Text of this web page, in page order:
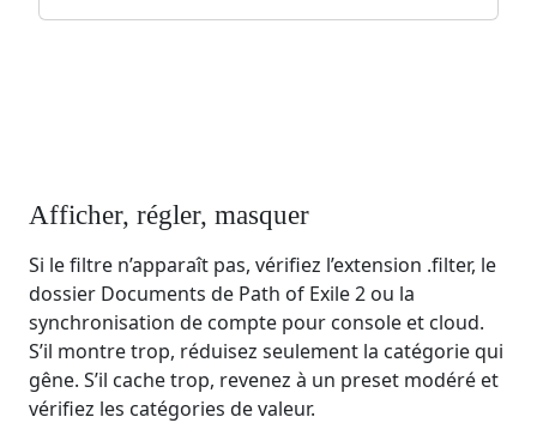
Afficher, régler, masquer
Si le filtre n’apparaît pas, vérifiez l’extension .filter, le
dossier Documents de Path of Exile 2 ou la
synchronisation de compte pour console et cloud.
S’il montre trop, réduisez seulement la catégorie qui
gêne. S’il cache trop, revenez à un preset modéré et
vérifiez les catégories de valeur.